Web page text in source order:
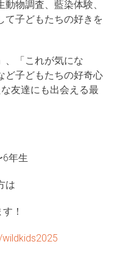
物調査、藍染体験、
て子どもたちの好きを
、「これが気にな
ど子どもたちの好奇心
友達にも出会える最
6年生
は
！